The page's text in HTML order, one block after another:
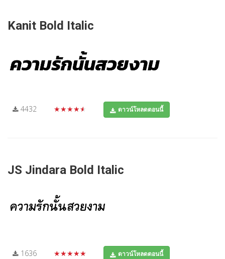
Kanit Bold Italic
4432 ★★★★★ ดาวน์โหลดตอนนี้
JS Jindara Bold Italic
1636 ★★★★★ ดาวน์โหลดตอนนี้